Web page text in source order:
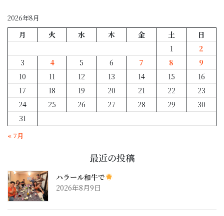
2026年8月
月 火 水 木 金 土
日
1
2
3
4 5 6 7 8
9
10
11 12 13 14 15
16
17
18 19 20 21 22
23
24
25 26 27 28 29
30
31
« 7月
最近の投稿
ハラール和牛で
2026年8月9日